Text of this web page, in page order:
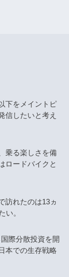
下をメイントピ
信したいと考え
乗る楽しさを備
ロードバイクと
訪れたのは13ヵ
い。
際分散投資を開
本での生存戦略